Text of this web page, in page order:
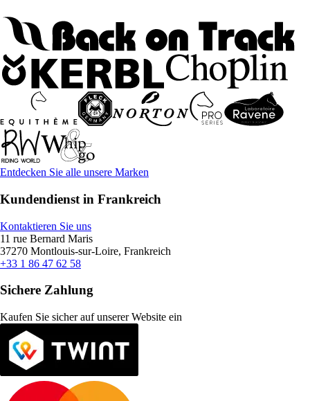
Entdecken Sie alle unsere Marken
Kundendienst in Frankreich
Kontaktieren Sie uns
11 rue Bernard Maris
37270 Montlouis-sur-Loire, Frankreich
+33 1 86 47 62 58
Sichere Zahlung
Kaufen Sie sicher auf unserer Website ein